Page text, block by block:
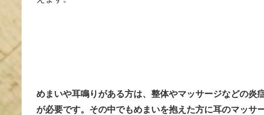
めまいや耳鳴りがある方は、整体やマッサージなどの炎
が必要です。その中でもめまいを抱えた方に耳のマッサ